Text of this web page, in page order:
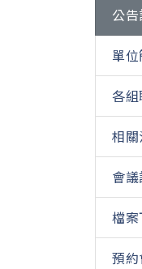
公
單
各
相
會
檔
預